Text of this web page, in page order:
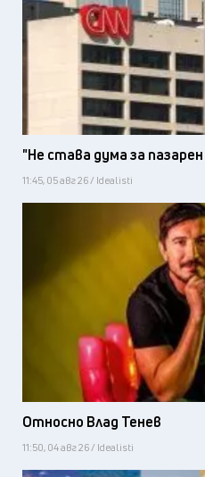
"Не става дума за пазарен
11:45, 05 авг 26 / Idealisti
Относно Влад Тенев
11:50, 04 авг 26 / Idealisti